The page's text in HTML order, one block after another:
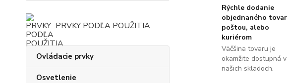
PRVKY PODĽA POUŽITIA
Ovládacie prvky
Osvetlenie
Rýchle dodanie
objednaného
poštou, alebo
kuriérom
Väčšina tovaru je
okamžite dostupná v
našich skladoch.